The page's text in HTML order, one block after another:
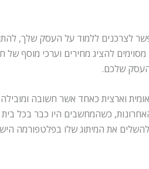
לצרכנים ללמוד על העסק שלך,
להציג מחירים וערכי מוסף של
העסק שלכם.
וארצית כאחד אשר חשובה
כשהמחשבים היו כבר בכל בית
את המיתוג שלו בפלטפורמה